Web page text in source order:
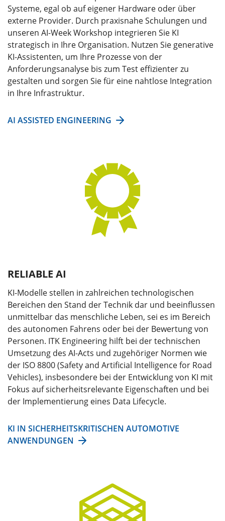
Systeme, egal ob auf eigener Hardware oder über
externe Provider. Durch praxisnahe Schulungen und
unseren AI-Week Workshop integrieren Sie KI
strategisch in Ihre Organisation. Nutzen Sie generative
KI-Assistenten, um Ihre Prozesse von der
Anforderungsanalyse bis zum Test effizienter zu
gestalten und sorgen Sie für eine nahtlose Integration
in Ihre Infrastruktur.
AI ASSISTED ENGINEERING
RELIABLE AI
KI-Modelle stellen in zahlreichen technologischen
Bereichen den Stand der Technik dar und beeinflussen
unmittelbar das menschliche Leben, sei es im Bereich
des autonomen Fahrens oder bei der Bewertung von
Personen. ITK Engineering hilft bei der technischen
Umsetzung des AI-Acts und zugehöriger Normen wie
der ISO 8800 (Safety and Artificial Intelligence for Road
Vehicles), insbesondere bei der Entwicklung von KI mit
Fokus auf sicherheitsrelevante Eigenschaften und bei
der Implementierung eines Data Lifecycle.
KI IN SICHERHEITSKRITISCHEN AUTOMOTIVE
ANWENDUNGEN